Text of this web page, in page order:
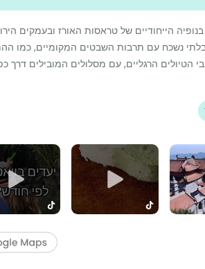
הייחודיים של טראסות האורז ובעמקים
נשכח עם תרבות השבטים המקומיים, כמו
הטיולים הרגליים, עם מסלולים המובילים דרך